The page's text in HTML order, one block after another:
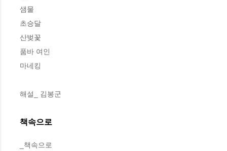
샘물
초승달
산벚꽃
품바 여인
마네킹
해설_ 김봉군
책속으로
_책속으로